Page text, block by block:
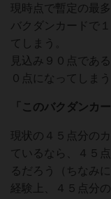
現時点で暫定の最
バクダンカードで
てしまう。
見込み９０点であ
０点になってしま
「このバクダンカ
現状の４５点分の
ているなら、４５
るだろう（ちなみ
経験上、４５点分